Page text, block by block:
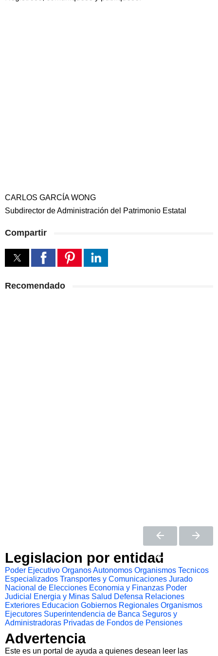
CARLOS GARCÍA WONG
Subdirector de Administración del Patrimonio Estatal
Compartir
Recomendado
Legislacion por entidad
Poder Ejecutivo Organos Autonomos Organismos Tecnicos
Especializados Transportes y Comunicaciones Jurado
Nacional de Elecciones Economia y Finanzas Poder
Judicial
Energia y Minas Salud Defensa Relaciones
Exteriores Educacion Gobiernos Regionales Organismos
Ejecutores Superintendencia de Banca Seguros y
Administradoras Privadas de Fondos de Pensiones
Advertencia
Este es un portal de ayuda a quienes desean leer las